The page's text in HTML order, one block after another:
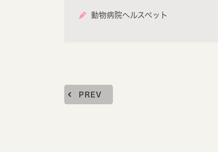
動物病院ヘルスペット
PREV